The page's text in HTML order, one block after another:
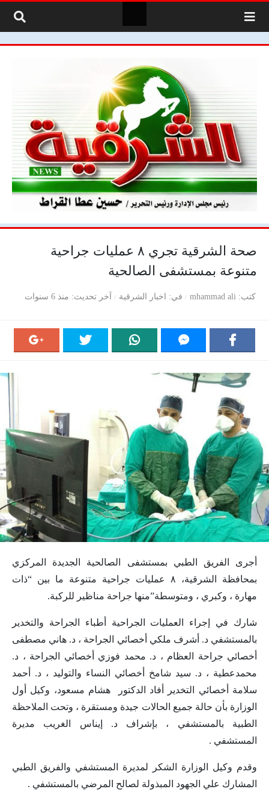
صحة الشرقية تجري ٨ عمليات جراحية
متنوعة بمستشفى الصالحية
كتب mhammad ali في اخبار الشرقية آخر تحديث منذ 6 سنوات
أجرى الفريق الطبي بمستشفى الصالحية الجديدة المركزي
بمحافظة الشرقية، ٨ عمليات جراحية متنوعة ما بين “ذات
مهارة ، وكبري ، ومتوسطة”منها جراحة مناظير للركبة.
شارك في إجراء العمليات الجراحية أطباء الجراحة والتخدير
بالمستشفي د. أشرف ملكي أخصائي الجراحة ، د. هاني مصطفى
أخصائي جراحة العظام ، د. محمد فوزي أخصائي الجراحة ، د.
محمدعطية ، د. سيد شامخ أخصائي النساء والتوليد ، د. أحمد
سلامة أخصائي التخدير أفاد الدكتور هشام مسعود، وكيل أول
الوزارة بأن حالة جميع الحالات جيدة ومستقرة ، وتحت الملاحظة
الطبية بالمستشفي ، بإشراف د. إيناس الغريب مديرة
المستشفي .
وقدم وكيل الوزارة الشكر لمديرة المستشفي والفريق الطبي
المشارك علي الجهود المبذولة لصالح المرضي بالمستشفي .